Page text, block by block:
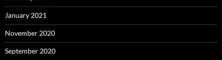
January 2021
November 2020
September 2020